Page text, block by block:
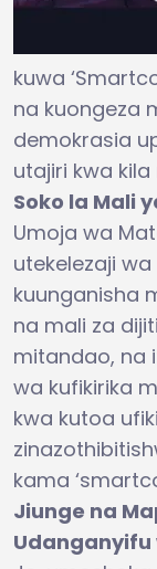
kuwa
na kuongeza
demokrasia
utajiri kwa
Soko la Mali
Umoja wa
utekelezaji
kuunganisha
na mali za
mitandao, na
wa kufikirika
kwa kutoa
kama
Jiunge na
Udanganyifu